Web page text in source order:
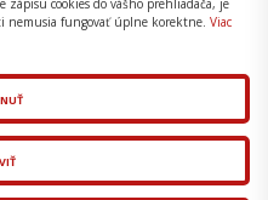
Coaching College,
systém
r.o.
cookies do vášho prehliadača, je
nemusia fungovať úplne korektne. Viac